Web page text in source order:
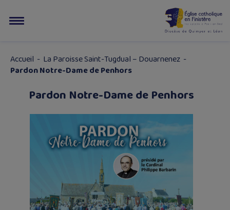
Accueil - La Paroisse Saint-Tugdual – Douarnenez -
Pardon Notre-Dame de Penhors
Pardon Notre-Dame de Penhors